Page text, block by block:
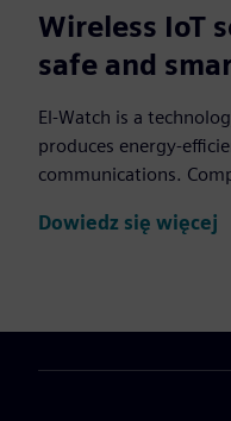
Wireless IoT
safe and
El-Watch is a
produces energy-
communications.
Dowiedz się więcej